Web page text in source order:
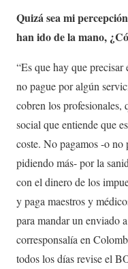
Quizá sea mi
han ido de la mano,
“Es que hay que
no pague por algún
cobren los profesionales,
social que entiende que
coste. No pagamos -o no
pidiendo más- por la
con el dinero de los
y paga maestros y
para mandar un enviado
corresponsalía en
todos los días revise el